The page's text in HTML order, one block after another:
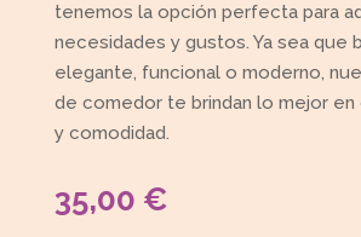
tenemos la opción perfecta para
necesidades y gustos. Ya sea que
elegante, funcional o moderno,
de comedor te brindan lo mejor en
y comodidad.
35,00 €